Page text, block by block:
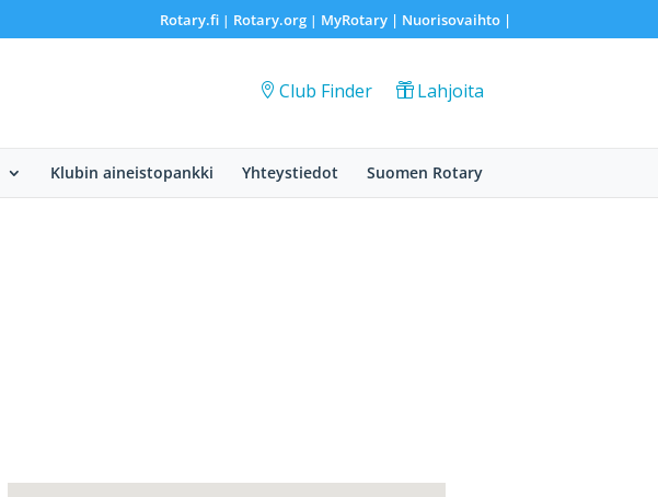
Rotary.fi| Rotary.org| MyRotary | Nuorisovaihto|
Club Finder Lahjoita
Klubin aineistopankki Yhteystiedot Suomen Rotary